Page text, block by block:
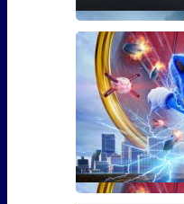
Гайд: Как
30 уровня
Фанаты The Division
марта игра �